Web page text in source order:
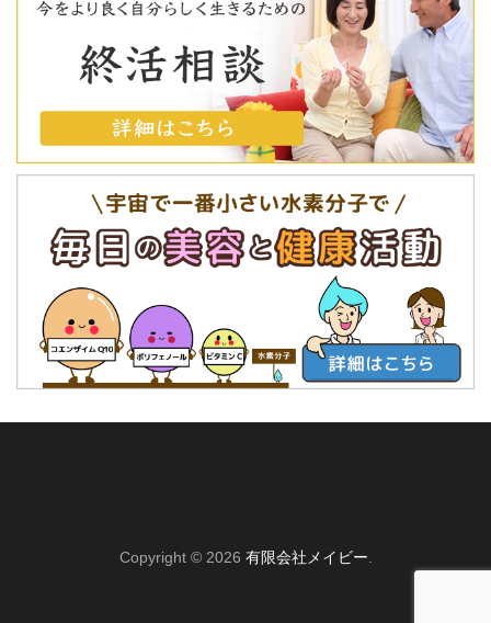
Copyright © 2026 有限会社メイビー